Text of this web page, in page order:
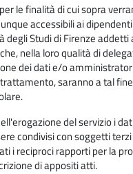
le finalità di cui sopra
accessibili ai
degli Studi di Firenze
nella loro qualità di
dei dati e/o
saranno a tal
del servizio i
condivisi con soggetti
i reciproci rapporti per la
di appositi atti.